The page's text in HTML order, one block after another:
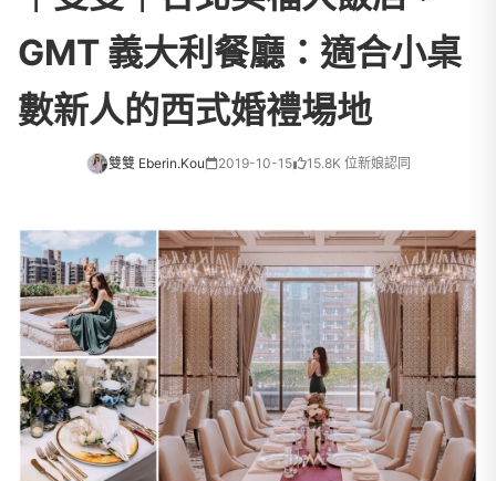
GMT 義大利餐廳：適合小桌
數新人的西式婚禮場地
雙雙 Eberin.Kou 2019-10-15 15.8K 位新娘認同